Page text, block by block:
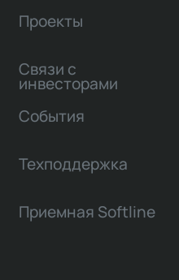
Проекты
Связи с
инвесторами
События
Техподдержка
Приемная Softline